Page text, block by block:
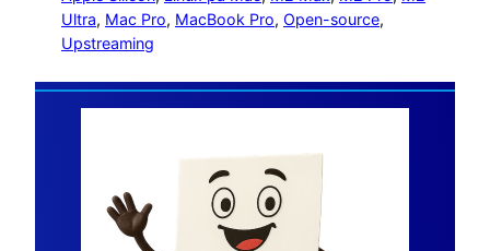
Ultra, Mac Pro, MacBook Pro, Open-source
Upstreaming